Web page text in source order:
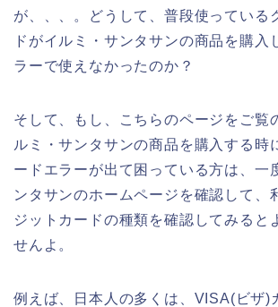
が、、、。どうして、普段使っている
ドがイルミ・サンタサンの商品を購入
ラーで使えなかったのか？
そして、もし、こちらのページをご覧
ルミ・サンタサンの商品を購入する時
ードエラーが出て困っている方は、一
ンタサンのホームページを確認して、
ジットカードの種類を確認してみると
せんよ。
例えば、日本人の多くは、VISA(ビザ)